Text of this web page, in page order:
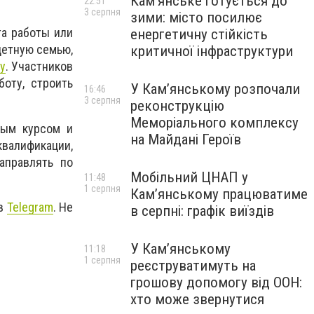
работы или
семью,
. Участников
строить
курсом и
по
Telegram. Не
зими: місто посилює
енергетичну стійкість
критичної інфраструктури
3 серпня
У Кам’янському розпочали
реконструкцію
Меморіального комплексу
на Майдані Героїв
16:46
3 серпня
Мобільний ЦНАП у
Кам’янському працюватиме
в серпні: графік виїздів
11:48
1 серпня
У Кам’янському
реєструватимуть на
грошову допомогу від ООН:
хто може звернутися
11:18
1 серпня